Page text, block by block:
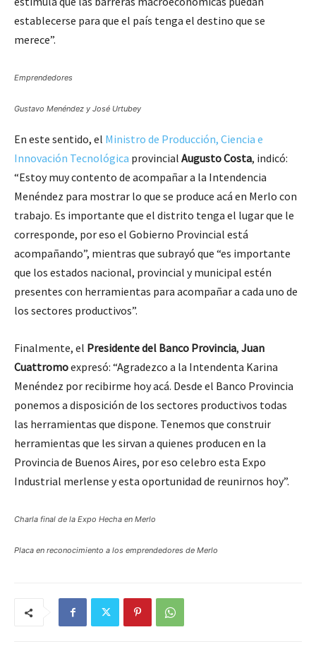
establecerse para que el país tenga el destino que se
merece”.
Emprendedores
Gustavo Menéndez y José Urtubey
En este sentido, el Ministro de Producción, Ciencia e
Innovación Tecnológica provincial Augusto Costa, indicó:
“Estoy muy contento de acompañar a la Intendencia
Menéndez para mostrar lo que se produce acá en Merlo con
trabajo. Es importante que el distrito tenga el lugar que le
corresponde, por eso el Gobierno Provincial está
acompañando”, mientras que subrayó que “es importante
que los estados nacional, provincial y municipal estén
presentes con herramientas para acompañar a cada uno de
los sectores productivos”.
Finalmente, el Presidente del Banco Provincia, Juan
Cuattromoexpresó: “Agradezco a la Intendenta Karina
Menéndez por recibirme hoy acá. Desde el Banco Provincia
ponemos a disposición de los sectores productivos todas
las herramientas que dispone. Tenemos que construir
herramientas que les sirvan a quienes producen en la
Provincia de Buenos Aires, por eso celebro esta Expo
Industrial merlense y esta oportunidad de reunirnos hoy”.
Charla final de la Expo Hecha en Merlo
Placa en reconocimiento a los emprendedores de Merlo